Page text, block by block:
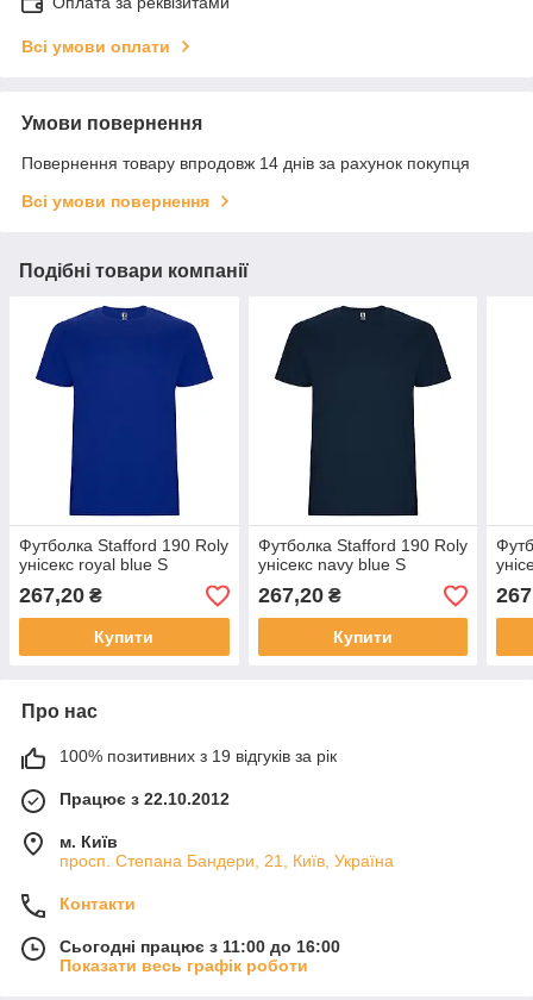
Всі умови оплати
Умови повернення
Повернення товару впродовж 14 днів за рахунок покупця
Всі умови повернення
Подібні товари компанії
Футболка Stafford 190 Roly
унісекс royal blue S
267,20 ₴
Купити
Футболка Stafford 190 Roly
унісекс navy blue S
267,20₴
Купити
Про нас
100% позитивних з 19 відгуків за рік
Працює з 22.10.2012
м. Київ
просп. Степана Бандери, 21, Київ, Україна
Контакти
Сьогодні працює з 11:00 до 16:00
Показати весь графік роботи